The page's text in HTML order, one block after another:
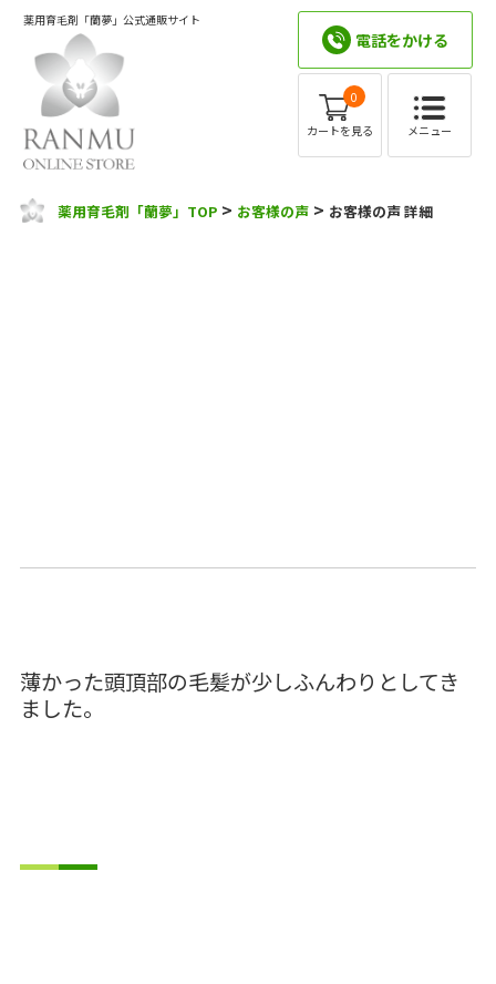
薬用育毛剤「蘭夢」公式通販サイト
電話をかける
0
カートを見る メニュー
薬用育毛剤「蘭夢」TOP > お客様の声 > お客様の声 詳細
薄かった頭頂部の毛髪が少しふんわりとしてき
ました。